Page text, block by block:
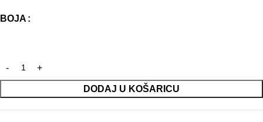
BOJA
DODAJ U KOŠARICU